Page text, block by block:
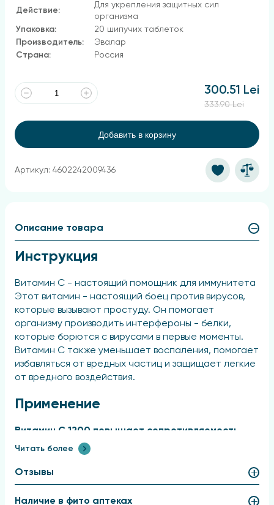
Действие:
Для укрепления защитных сил
организма
Упаковка:
20 шипучих таблеток
Производитель:
Эвалар
Страна:
Россия
300.51 Lei
333.90 Lei
Добавить в корзину
Артикул: 4602242009436
Описание товара
Инструкция
Витамин С - настоящий помощник для иммунитета
Этот витамин - настоящий боец против вирусов,
которые вызывают простуду. Он помогает
организму производить интерфероны - белки,
которые борются с вирусами в первые моменты.
Витамин С также уменьшает воспаления, помогает
избавляться от вредных частиц и защищает легкие
от вредного воздействия.
Применение
Витамин С 1200 повышает сопротивляемость
организма инфекциям, интоксикациям
химическими веществами, перегреванию,
охлаждению, кислородному голоданию. Под его
влиянием увеличивается эластичность и
прочность капиллярных сосудов.
Читать более
Отзывы
Наличие в фито аптеках